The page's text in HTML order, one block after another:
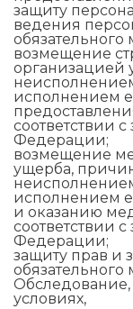
защиту
ведения
возмещение
организацией
исполнением
соответствии
Федерации;
возмещение
ущерба,
исполнением
и оказанию
соответствии
Федерации;
защиту прав и
условиях,